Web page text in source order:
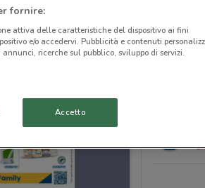
fornire:
attiva delle caratteristiche del dispositivo ai fini
e/o accedervi. Pubblicità e contenuti
ricerche sul pubblico, sviluppo di servizi.
Accetto